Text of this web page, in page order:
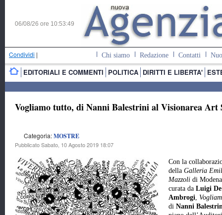
06/08/26 ore 10:53:49
Condividi | Chi siamo Redazione Contatti
EDITORIALI E COMMENTI POLITICA DIRITTI E LIBERTA'
Vogliamo tutto, di Nanni Balestrini al Visionarea Art
Categoria:MOSTRE
Pubblicato Sabato, 10 Agosto 2019 18:07
Con la
della Galleria
Mazzoli di
curata da Luigi De
Ambrogi,
di Nanni